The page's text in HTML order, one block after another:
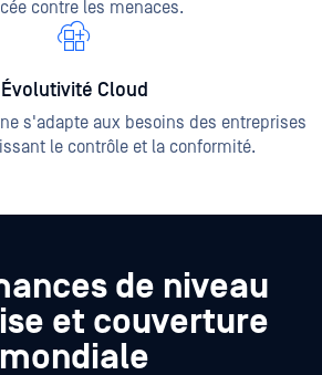
contre les menaces.
Évolutivité Cloud
s'adapte aux besoins des entreprises
le contrôle et la conformité.
de niveau
et couverture
mondiale